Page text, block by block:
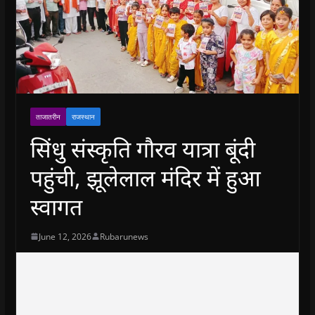
ताजातरीन राजस्थान
सिंधु संस्कृति गौरव यात्रा बूंदी
पहुंची, झूलेलाल मंदिर में हुआ
स्वागत
June 12, 2026 Rubarunews